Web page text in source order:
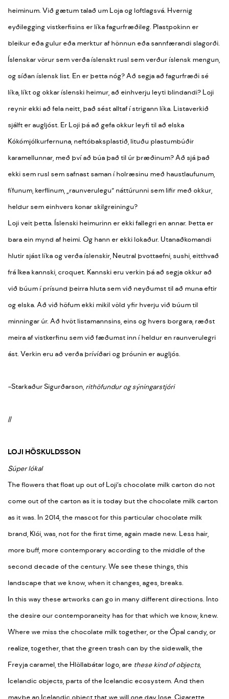
heiminum. Við gætum talað um Loja og loftlagsvá. Hvernig
eyðilegging vistkerfisins er líka fagurfræðileg. Plastpokinn er
bleikur eða gulur eða merktur af hönnun eða sannfærandi slagorði.
Íslenskar vörur sem verða íslenskt rusl sem verður íslensk mengun,
og síðan íslensk list. En er þetta nóg? Að segja að fagurfræði sé
líka, líkt og okkar íslenski heimur, að einhverju leyti blindandi? Loji
reynir ekki að fela neitt, það sést alltaf í strigann líka. Listaverkið
sjálft er augljóst. Er Loji þá að gefa okkur leyfi til að elska
Kókómjólkurfernuna, neftóbaksplastið, lituðu plastumbúðir
karamellunnar, með því að búa það til úr þræðinum? Að sjá það
ekki sem rusl sem safnast saman í holræsinu með haustlaufunum,
fífunum, kerflinum, „raunverulegu“ náttúrunni sem lifir með okkur,
heldur sem einhvers konar skilgreiningu?
Loji veit þetta. Íslenski heimurinn er ekki fallegri en annar. Þetta er
bara ein mynd af heimi. Og hann er ekki lokaður. Utanaðkomandi
hlutir sjást líka og verða íslenskir, Neutral þvottaefni, sushi, eitthvað
frá Ikea kannski, croquet. Kannski eru verkin þá að segja okkur að
við búum í prísund þeirra hluta sem við neyðumst til að muna eftir
og elska. Að við höfum ekki mikil völd yfir hverju við búum til
minningar úr. Að hvöt listamannsins, eins og hvers borgara, ræðst
meira af vistkerfinu sem við fæðumst inn í heldur en raunverulegri
ást. Verkin eru að verða þrívíðari og þróunin er augljós.
-Starkaður Sigurðarson, rithöfundur og sýningarstjóri
//
LOJI HÖSKULDSSON
Súper lókal
The flowers that float up out of Loji’s chocolate milk carton do not
come out of the carton as it is today but the chocolate milk carton
as it was. In 2014, the mascot for this particular chocolate milk
brand, Klói, was, not for the first time, again made new. Less hair,
more buff, more contemporary according to the middle of the
second decade of the century. We see these things, this
landscape that we know, when it changes, ages, breaks.
In this way these artworks can go in many different directions. Into
the desire our contemporaneity has for that which we know, knew.
Where we miss the chocolate milk together, or the Ópal candy, or
realize, together, that the green trash can by the sidewalk, the
Freyja caramel, the Hlöllabátar logo, are these kind of objects,
Icelandic objects, parts of the Icelandic ecosystem. And then